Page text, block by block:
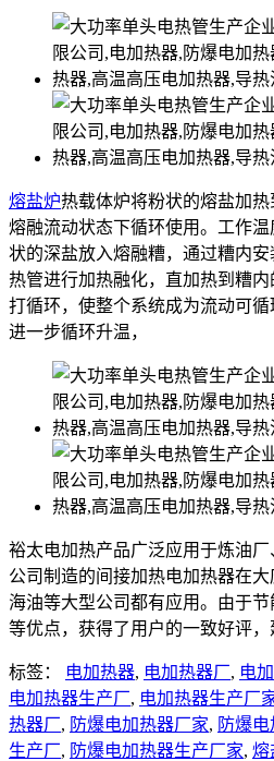
熔盐炉热载体炉将粉状的熔盐加
熔融流动状态下循环使用。工作
状的深盐放入熔融糟，通过糟内
热管进行加热融化，直加热到糟
打循环，使整个系统成为流动可
进一步循环升温，
裕太电加热产品广泛应用于炼油
公司制造的间接加热电加热器在
海油等大型公司都有应用。由于
等优点，获得了用户的一致好评，
标签： 电加热器, 电加热器厂, 电
电加热器生产厂, 电加热器生产厂
热器厂, 防爆电加热器厂家, 防爆
生产厂, 防爆电加热器生产厂家, 熔